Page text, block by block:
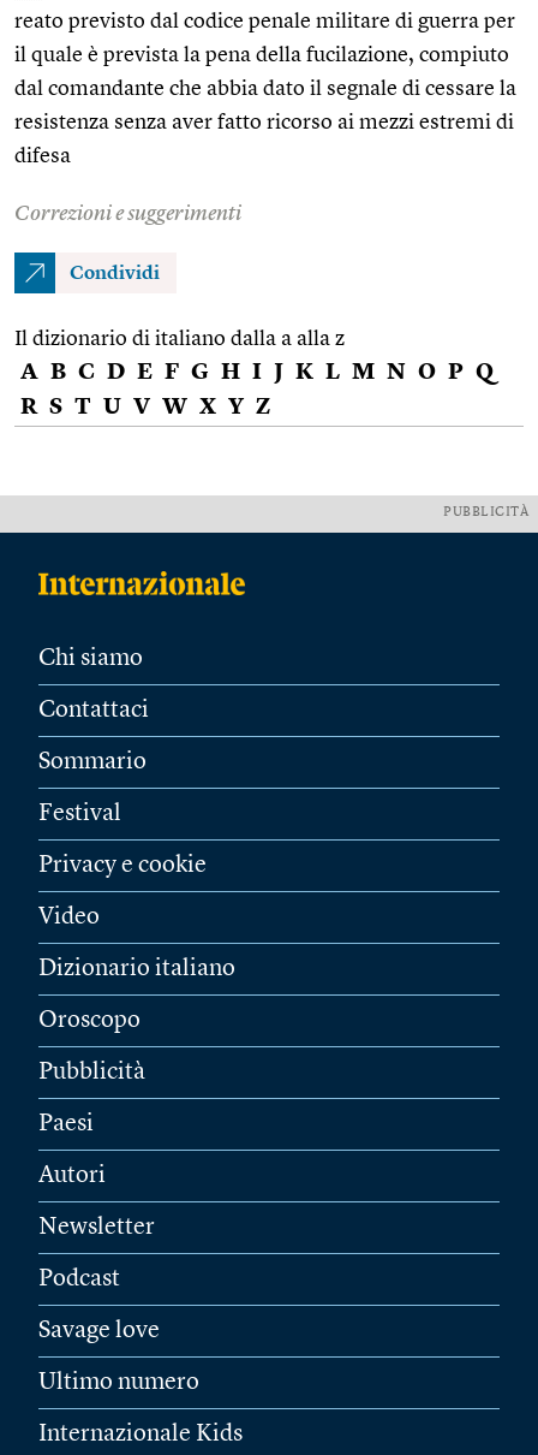
reato previsto dal codice penale militare di guerra per
il quale è prevista la pena della fucilazione, compiuto
dal comandante che abbia dato il segnale di cessare la
resistenza senza aver fatto ricorso ai mezzi estremi di
difesa
Correzioni e suggerimenti
Condividi
Il dizionario di italiano dalla a alla z
A B C D E F G H I J K L M N O P Q
R S T U V W X Y Z
PUBBLICITÀ
Chi siamo
Contattaci
Sommario
Festival
Privacy e cookie
Video
Dizionario italiano
Oroscopo
Pubblicità
Paesi
Autori
Newsletter
Podcast
Savage love
Ultimo numero
Internazionale Kids